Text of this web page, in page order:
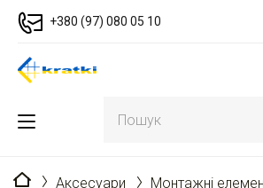
+380 (97) 080 05 10
Головна
Аксесуари Монтажні